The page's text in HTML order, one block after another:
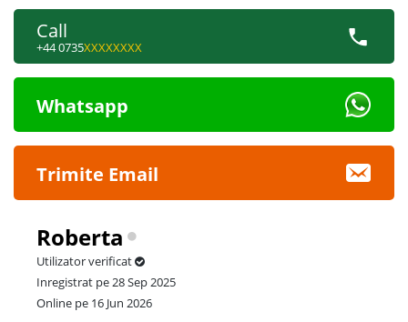
Call
+44 0735XXXXXXXX
Whatsapp
Trimite Email
Roberta
Utilizator verificat
Inregistrat pe 28 Sep 2025
Online pe 16 Jun 2026